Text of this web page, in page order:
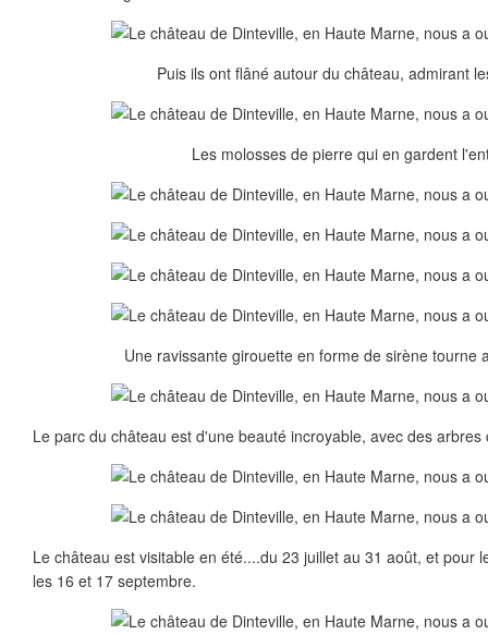
Puis ils ont flâné autour du château, admirant
Les molosses de pierre qui en gardent
Une ravissante girouette en forme de sirène tourne
Le parc du château est d'une beauté incroyable, avec des arbres
Le château est visitable en été....du 23 juillet au 31 août, et pour
les 16 et 17 septembre.